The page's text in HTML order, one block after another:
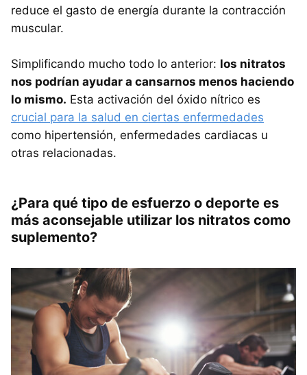
reduce el gasto de energía durante la contracción
muscular.
Simplificando mucho todo lo anterior: los nitratos
nos podrían ayudar a cansarnos menos haciendo
lo mismo. Esta activación del óxido nítrico es
crucial para la salud en ciertas enfermedades
como hipertensión, enfermedades cardiacas u
otras relacionadas.
¿Para qué tipo de esfuerzo o deporte es
más aconsejable utilizar los nitratos como
suplemento?